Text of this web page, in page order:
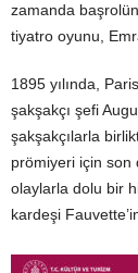
zamanda
tiyatro oyunu,
1895 yılında,
şakşakçı şefi
şakşakçılarla
prömiyeri için son
olaylarla dolu bir
kardeşi